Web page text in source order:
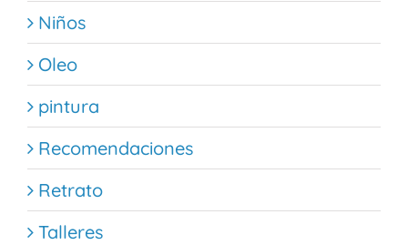
Niños
Oleo
pintura
Recomendaciones
Retrato
Talleres